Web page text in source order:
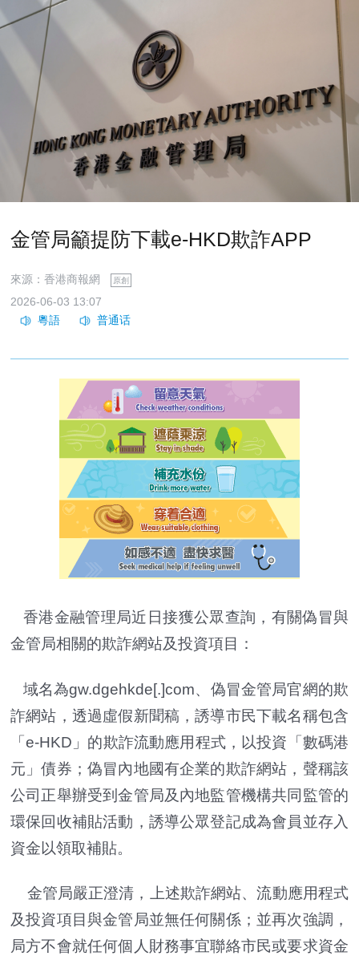
金管局籲提防下載e-HKD欺詐APP
來源：香港商報網 原創
2026-06-03 13:07
香港金融管理局近日接獲公眾查詢，有關偽冒與
金管局相關的欺詐網站及投資項目：
域名為gw.dgehkde[.]com、偽冒金管局官網的欺
詐網站，透過虛假新聞稿，誘導市民下載名稱包含
「e-HKD」的欺詐流動應用程式，以投資「數碼港
元」債券；偽冒內地國有企業的欺詐網站，聲稱該
公司正舉辦受到金管局及內地監管機構共同監管的
環保回收補貼活動，誘導公眾登記成為會員並存入
資金以領取補貼。
金管局嚴正澄清，上述欺詐網站、流動應用程式
及投資項目與金管局並無任何關係；並再次強調，
局方不會就任何個人財務事宜聯絡市民或要求資金